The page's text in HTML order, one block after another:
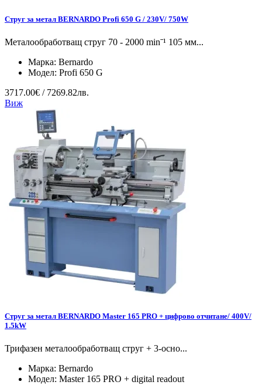
Струг за метал BERNARDO Profi 650 G / 230V/ 750W
Металообработващ струг 70 - 2000 minˉ¹ 105 мм...
Марка: Bernardo
Модел: Profi 650 G
3717.00€ / 7269.82лв.
Виж
Струг за метал BERNARDO Master 165 PRO + цифрово отчитане/ 400V/
1.5kW
Трифазен металообработващ струг + 3-осно...
Марка: Bernardo
Модел: Master 165 PRO + digital readout